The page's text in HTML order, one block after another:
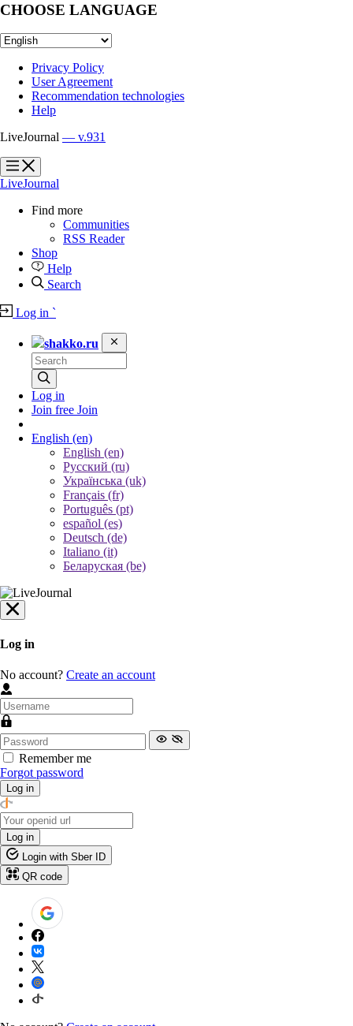
CHOOSE LANGUAGE
Privacy Policy
User Agreement
Recommendation technologies
Help
LiveJournal — v.931
?
?
LiveJournal
Find more
Communities
RSS Reader
Shop
Help
Search
Log in `
shakko.ru
Log in
Join free Join
English (en)
English (en)
Русский (ru)
Українська (uk)
Français (fr)
Português (pt)
español (es)
Deutsch (de)
Italiano (it)
Беларуская (be)
Log in
No account? Create an account
Remember me
Forgot password
Log in
Log in
Login with Sber ID
QR code